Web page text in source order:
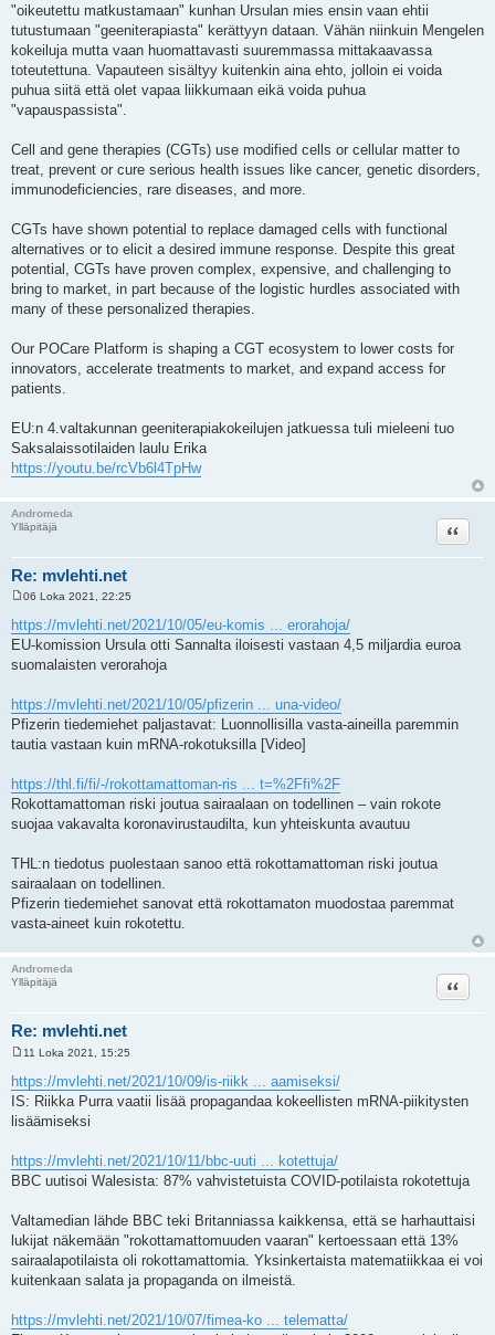
"oikeutettu matkustamaan" kunhan Ursulan mies ensin vaan ehtii
tutustumaan "geeniterapiasta" kerättyyn dataan. Vähän niinkuin Mengelen
kokeiluja mutta vaan huomattavasti suuremmassa mittakaavassa
toteutettuna. Vapauteen sisältyy kuitenkin aina ehto, jolloin ei voida
puhua siitä että olet vapaa liikkumaan eikä voida puhua
"vapauspassista".
Cell and gene therapies (CGTs) use modified cells or cellular matter to
treat, prevent or cure serious health issues like cancer, genetic disorders,
immunodeficiencies, rare diseases, and more.
CGTs have shown potential to replace damaged cells with functional
alternatives or to elicit a desired immune response. Despite this great
potential, CGTs have proven complex, expensive, and challenging to
bring to market, in part because of the logistic hurdles associated with
many of these personalized therapies.
Our POCare Platform is shaping a CGT ecosystem to lower costs for
innovators, accelerate treatments to market, and expand access for
patients.
EU:n 4.valtakunnan geeniterapiakokeilujen jatkuessa tuli mieleeni tuo
Saksalaissotilaiden laulu Erika
https://youtu.be/rcVb6l4TpHw
Andromeda
Ylläpitäjä
Re: mvlehti.net
Lainaa
i
e
s
i
06 Loka 2021, 22:25
https://mvlehti.net/2021/10/05/eu-komis ... erorahoja/
EU-komission Ursula otti Sannalta iloisesti vastaan 4,5 miljardia euroa
suomalaisten verorahoja
https://mvlehti.net/2021/10/05/pfizerin ... una-video/
Pfizerin tiedemiehet paljastavat: Luonnollisilla vasta-aineilla paremmin
tautia vastaan kuin mRNA-rokotuksilla [Video]
https://thl.fi/fi/-/rokottamattoman-ris ... t=%2Ffi%2F
Rokottamattoman riski joutua sairaalaan on todellinen – vain rokote
suojaa vakavalta koronavirustaudilta, kun yhteiskunta avautuu
THL:n tiedotus puolestaan sanoo että rokottamattoman riski joutua
sairaalaan on todellinen.
Pfizerin tiedemiehet sanovat että rokottamaton muodostaa paremmat
vasta-aineet kuin rokotettu.
Andromeda
Ylläpitäjä
Re: mvlehti.net
Lainaa
i
e
s
i
11 Loka 2021, 15:25
https://mvlehti.net/2021/10/09/is-riikk ... aamiseksi/
IS: Riikka Purra vaatii lisää propagandaa kokeellisten mRNA-piikitysten
lisäämiseksi
https://mvlehti.net/2021/10/11/bbc-uuti ... kotettuja/
BBC uutisoi Walesista: 87% vahvistetuista COVID-potilaista rokotettuja
Valtamedian lähde BBC teki Britanniassa kaikkensa, että se harhauttaisi
lukijat näkemään "rokottamattomuuden vaaran" kertoessaan että 13%
sairaalapotilaista oli rokottamattomia. Yksinkertaista matematiikkaa ei voi
kuitenkaan salata ja propaganda on ilmeistä.
https://mvlehti.net/2021/10/07/fimea-ko ... telematta/